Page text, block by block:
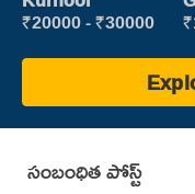
Executive
₹20000 - ₹30000
సంబంధిత పోస్ట్